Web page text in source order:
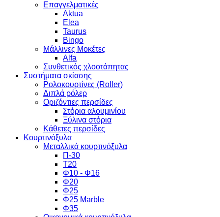
Επαγγελματικές
Aktua
Elea
Taurus
Bingo
Μάλλινες Μοκέτες
Alfa
Συνθετικός χλοοτάπητας
Συστήματα σκίασης
Ρολοκουρτίνες (Roller)
Διπλά ρόλερ
Οριζόντιες περσίδες
Στόρια αλουμινίου
Ξύλινα στόρια
Κάθετες περσίδες
Κουρτινόξυλα
Μεταλλικά κουρτινόξυλα
Π-30
Τ20
Φ10 - Φ16
Φ20
Φ25
Φ25 Marble
Φ35